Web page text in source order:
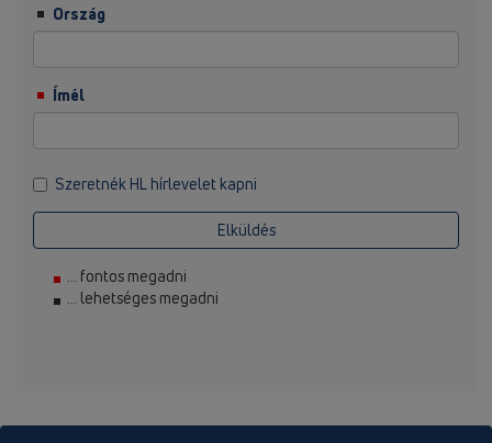
Ország
Ímél
Szeretnék HL hírlevelet kapni
Elküldés
... fontos megadni
... lehetséges megadni